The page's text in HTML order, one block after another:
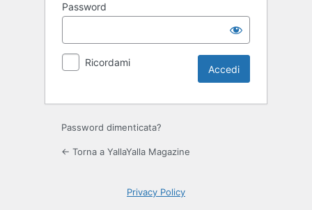
Password
Ricordami
Password dimenticata?
← Torna a YallaYalla Magazine
Privacy Policy